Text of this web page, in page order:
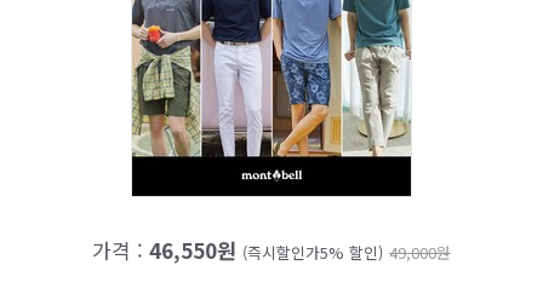
가격 : 46,550원 (즉시할인가5% 할인) 49,000원